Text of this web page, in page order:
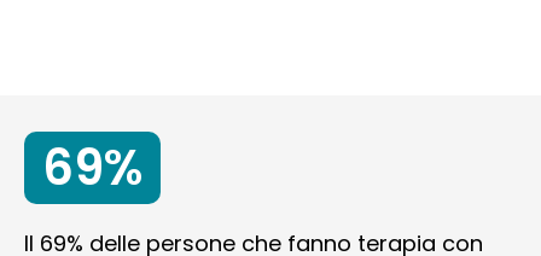
69%
Il 69% delle persone che fanno terapia con